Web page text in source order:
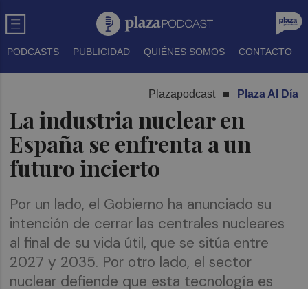
PODCASTS PUBLICIDAD QUIÉNES SOMOS CONTACTO
Plazapodcast Plaza Al Día
La industria nuclear en
España se enfrenta a un
futuro incierto
Por un lado, el Gobierno ha anunciado su
intención de cerrar las centrales nucleares
al final de su vida útil, que se sitúa entre
2027 y 2035. Por otro lado, el sector
nuclear defiende que esta tecnología es